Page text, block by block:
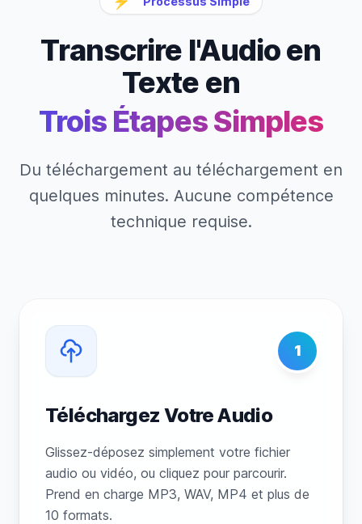
Transcrire l'Audio en
Texte en
Trois Étapes Simples
Du téléchargement au téléchargement en
quelques minutes. Aucune compétence
technique requise.
1
Téléchargez Votre Audio
Glissez-déposez simplement votre fichier
audio ou vidéo, ou cliquez pour parcourir.
Prend en charge MP3, WAV, MP4 et plus de
10 formats.